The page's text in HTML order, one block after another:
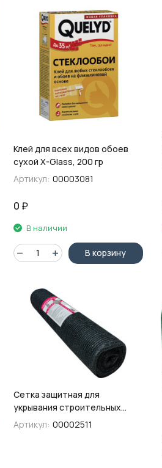
Клей для всех видов обоев
сухой X-Glass, 200 гр
Артикул: 00003081
0 ₽
В наличии
В корзину
Сетка защитная для
укрывания строительных
лесов XGlass, 3х50м,
плотность 35г/м2
Артикул: 00002511